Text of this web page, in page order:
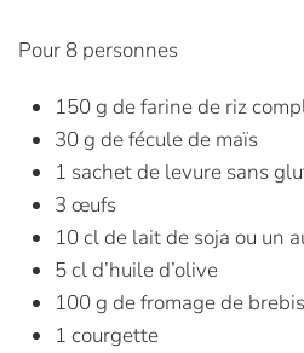
Pour 8 personnes
150 g de farine de riz
30 g de fécule de maïs
1 sachet de levure sans
3 œufs
10 cl de lait de soja ou un
5 cl d’huile d’olive
100 g de fromage de
1 courgette